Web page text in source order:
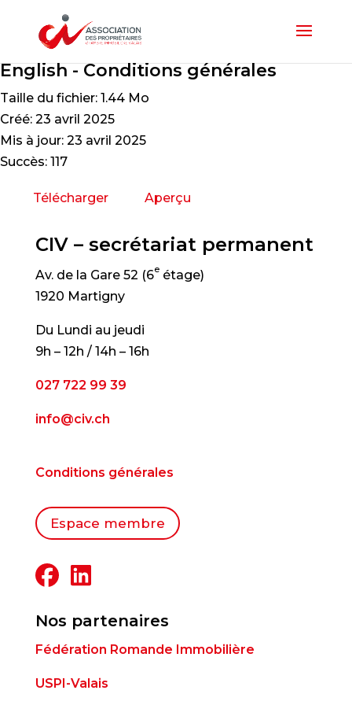
English - Conditions générales
Taille du fichier: 1.44 Mo
Créé: 23 avril 2025
Mis à jour: 23 avril 2025
Succès: 117
Télécharger Aperçu
CIV – secrétariat permanent
Av. de la Gare 52 (6eétage)
1920 Martigny
Du Lundi au jeudi
9h – 12h / 14h – 16h
027 722 99 39
info@civ.ch
Conditions générales
Espace membre
Nos partenaires
Fédération Romande Immobilière
USPI-Valais